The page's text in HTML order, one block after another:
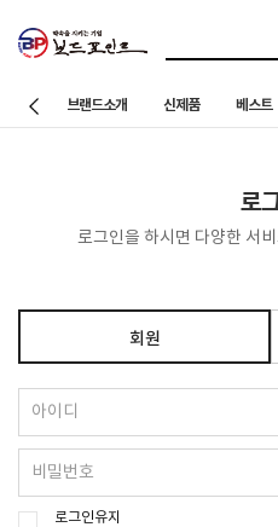
브랜드소개 신제품 베스트
로
로그인을 하시면 다양한 서
회원
로그인유지